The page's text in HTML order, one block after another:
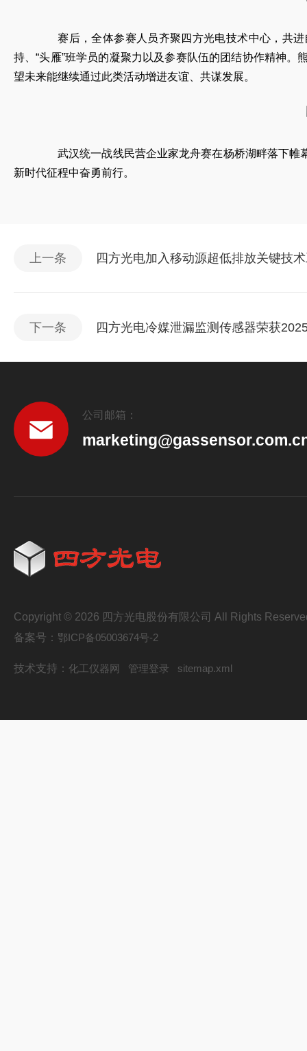
赛后，全体参赛人员齐聚四方光电技术中心，共进
持、“头雁”班学员的凝聚力以及参赛队伍的团结协作精神
望未来能继续通过此类活动增进友谊、共谋发展。
武汉统一战线民营企业家龙舟赛在杨桥湖畔落下帷
新时代征程中奋勇前行。
上一条 四方光电加入移动源超低排放关键技
下一条 四方光电冷媒泄漏监测传感器荣获
公司邮箱：
Copyright © 2026 四方光电股份有限公司 All Rights
备案号： 鄂ICP备05003674号-2
技术支持： 化工仪器网 管理登录 sitemap.xml